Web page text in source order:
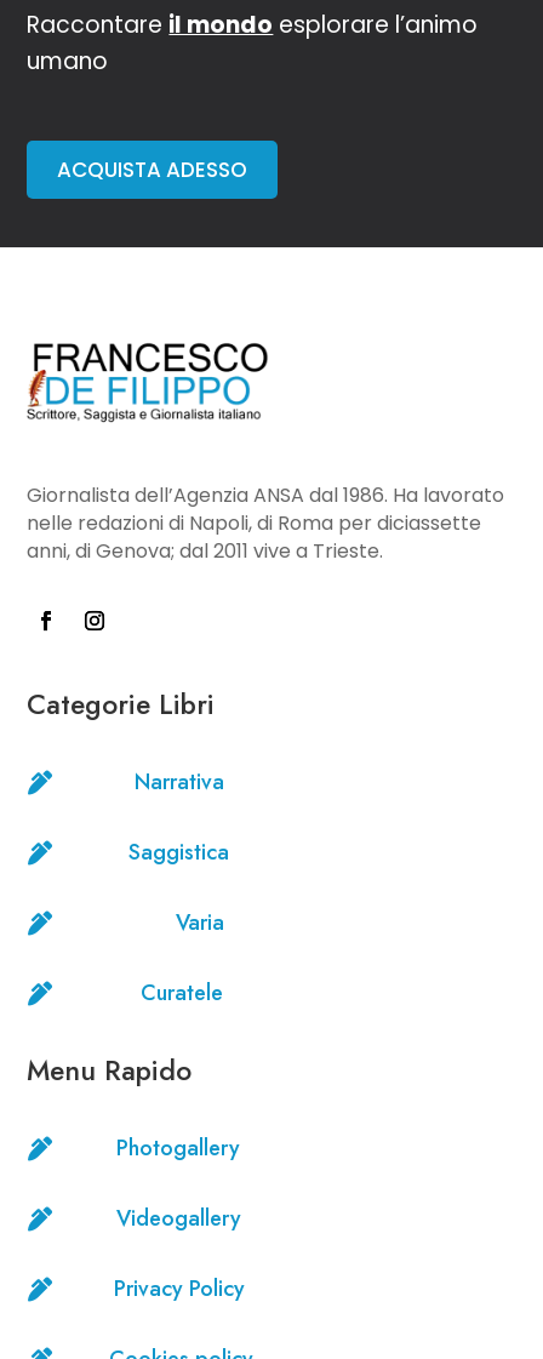
Raccontare il mondo esplorare l’animo
umano
ACQUISTA ADESSO
Giornalista dell’Agenzia ANSA dal 1986. Ha lavorato
nelle redazioni di Napoli, di Roma per diciassette
anni, di Genova; dal 2011 vive a Trieste.
Categorie Libri
 Narrativa
 Saggistica
 Varia
 Curatele
Menu Rapido
 Photogallery
 Videogallery
 Privacy Policy